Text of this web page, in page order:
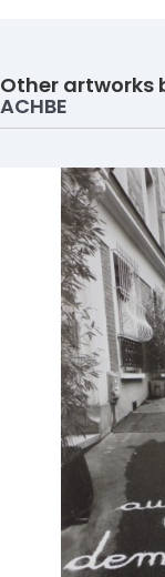
Other artworks
ACHBE